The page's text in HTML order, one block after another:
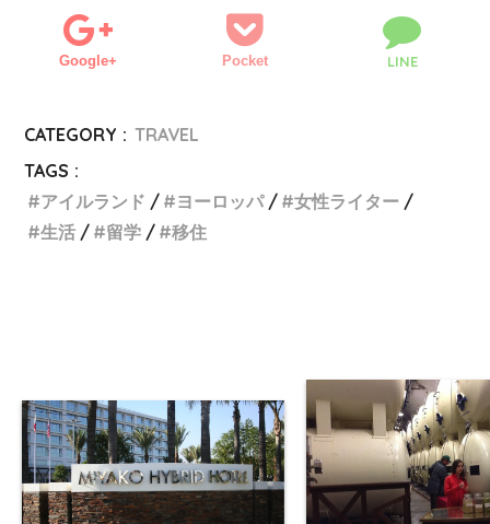
Google+ Pocket LINE
CATEGORY : TRAVEL
TAGS :
アイルランド
ヨーロッパ
女性ライター
生活
留学 移住